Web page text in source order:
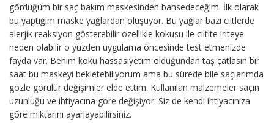
gördüğüm bir saç bakım maskesinden bahsedeceğim. İlk olarak
bu yaptığım maske yağlardan oluşuyor. Bu yağlar bazı ciltlerde
alerjik reaksiyon gösterebilir özellikle kokusu ile ciltlte iriteye
neden olabilir o yüzden uygulama öncesinde test etmenizde
fayda var. Benim koku hassasiyetim olduğundan taş çatlasın bir
saat bu maskeyi bekletebiliyorum ama bu sürede bile saçlarımda
gözle görülür değişimler elde ettim. Kullanılan malzemeler saçın
uzunluğu ve ihtiyacına göre değişiyor. Siz de kendi ihtiyacınıza
göre miktarını ayarlayabilirsiniz.